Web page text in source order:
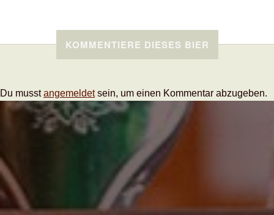
KOMMENTIERE DIESES BIER
Du musstangemeldetsein, um einen Kommentar abzugeben.